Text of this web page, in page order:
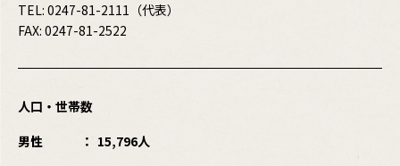
TEL: 0247-81-2111 （代表）
FAX: 0247-81-2522
人口・世帯数
男性
15,796人